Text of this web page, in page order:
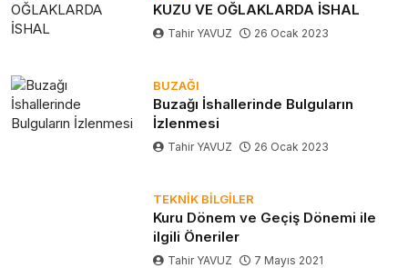
KUZU VE OĞLAKLARDA İSHAL
Tahir YAVUZ 26 Ocak 2023
BUZAĞI
Buzağı İshallerinde Bulguların
İzlenmesi
Tahir YAVUZ 26 Ocak 2023
TEKNIK BILGILER
Kuru Dönem ve Geçiş Dönemi ile
ilgili Öneriler
Tahir YAVUZ 7 Mayıs 2021